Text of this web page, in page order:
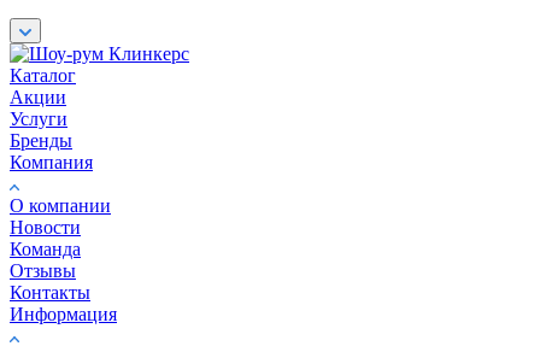
Каталог
Акции
Услуги
Бренды
Компания
О компании
Новости
Команда
Отзывы
Контакты
Информация